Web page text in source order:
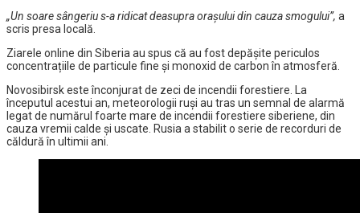
„Un soare sângeriu s-a ridicat deasupra orașului din cauza smogului”, a
scris presa locală.
Ziarele online din Siberia au spus că au fost depășite periculos
concentrațiile de particule fine și monoxid de carbon în atmosferă.
Novosibirsk este înconjurat de zeci de incendii forestiere. La
începutul acestui an, meteorologii ruși au tras un semnal de alarmă
legat de numărul foarte mare de incendii forestiere siberiene, din
cauza vremii calde și uscate. Rusia a stabilit o serie de recorduri de
căldură în ultimii ani.